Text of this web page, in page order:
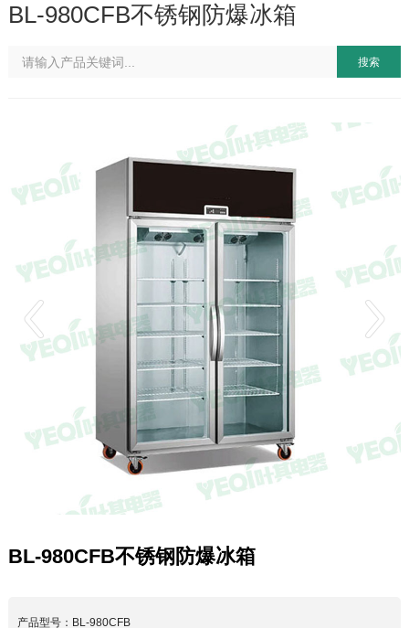
BL-980CFB不锈钢防爆冰箱
搜索
BL-980CFB不锈钢防爆冰箱
产品型号：BL-980CFB